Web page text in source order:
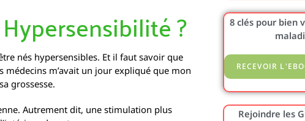
?
nés hypersensibles. Et il faut savoir que
m’avait un jour expliqué que mon
grossesse.
Autrement dit, une stimulation plus
8 clés pour bien
Rejoindre les